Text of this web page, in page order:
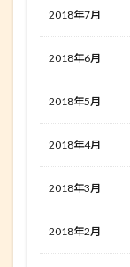
2018年7月
2018年6月
2018年5月
2018年4月
2018年3月
2018年2月